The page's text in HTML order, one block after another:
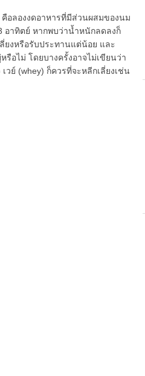
อลองงดอาหารที่มีส่วนผสมของนม
าทิตย์ หากพบว่าน้ำหนักลดลงก็
ยงหรือรับประทานแต่น้อย และ
อไม่ โดยบางครั้งอาจไม่เขียนว่า
ย์ (whey) ก็ควรที่จะหลีกเลี่ยงเช่น